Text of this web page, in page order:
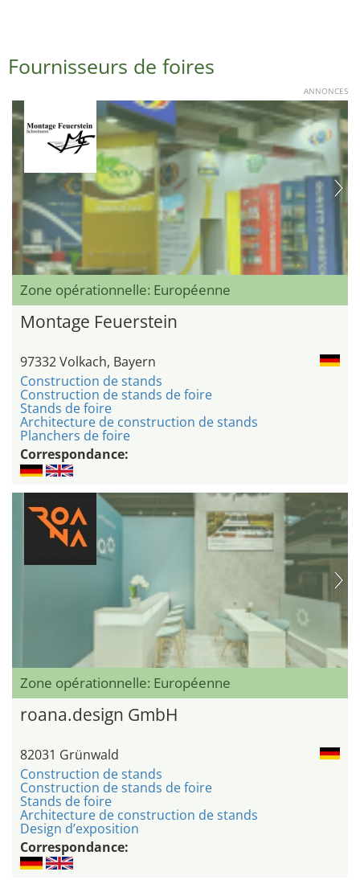
Fournisseurs de foires
ANNONCES
Zone opérationnelle: Européenne
Montage Feuerstein
97332 Volkach, Bayern
Construction de stands
Construction de stands de foire
Stands de foire
Architecture de construction de stands
Planchers de foire
Correspondance:
Zone opérationnelle: Européenne
roana.design GmbH
82031 Grünwald
Construction de stands
Construction de stands de foire
Stands de foire
Architecture de construction de stands
Design d’exposition
Correspondance: